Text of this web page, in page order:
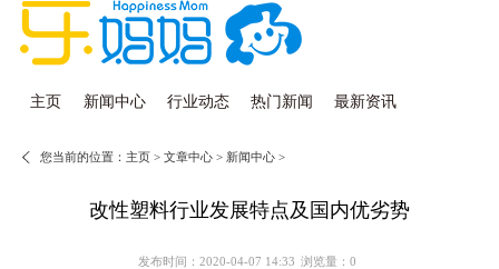
主页 新闻中心 行业动态 热门新闻 最新资讯
您当前的位置：主页 >文章中心 > 新闻中心 >
改性塑料行业发展特点及国内优劣势
发布时间：2020-04-07 14:33 浏览量：0